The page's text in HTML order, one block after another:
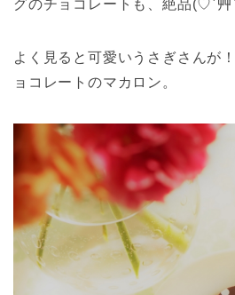
グのチョコレートも、絶品(♡ˊ
よく見ると可愛いうさぎさんが
ョコレートのマカロン。